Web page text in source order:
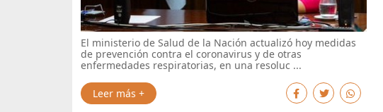
El ministerio de Salud de la Nación actualizó hoy medidas
de prevención contra el coronavirus y de otras
enfermedades respiratorias, en una resoluc ...
Leer más +